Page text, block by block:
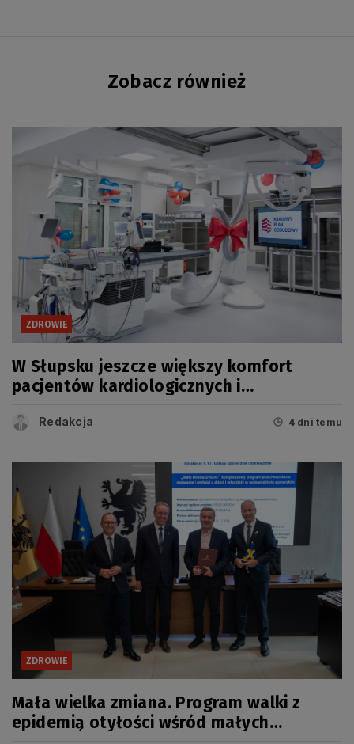
Zobacz również
ZDROWIE
W Słupsku jeszcze większy komfort
pacjentów kardiologicznych i
Redakcja 4 dni temu
ZDROWIE
Mała wielka zmiana. Program walki z
epidemią otyłości wśród małych